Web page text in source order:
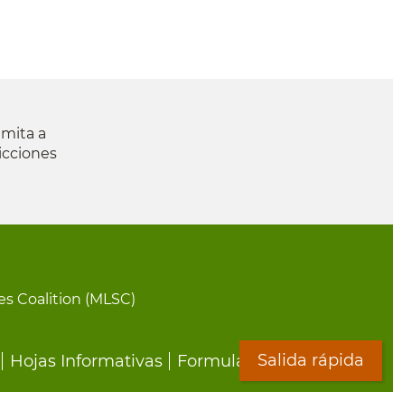
a
Coalition (MLSC)
Hojas Informativas
FormulariosSalida rápida